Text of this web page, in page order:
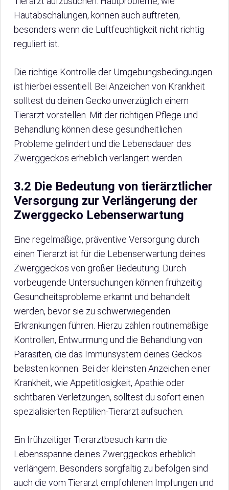
Hautabschälungen, können auch auftreten,
besonders wenn die Luftfeuchtigkeit nicht richtig
reguliert ist.
Die richtige Kontrolle der Umgebungsbedingungen
ist hierbei essentiell. Bei Anzeichen von Krankheit
solltest du deinen Gecko unverzüglich einem
Tierarzt vorstellen. Mit der richtigen Pflege und
Behandlung können diese gesundheitlichen
Probleme gelindert und die Lebensdauer des
Zwerggeckos erheblich verlängert werden.
3.2 Die Bedeutung von tierärztlicher
Versorgung zur Verlängerung der
Zwerggecko Lebenserwartung
Eine regelmäßige, präventive Versorgung durch
einen Tierarzt ist für die Lebenserwartung deines
Zwerggeckos von großer Bedeutung. Durch
vorbeugende Untersuchungen können frühzeitig
Gesundheitsprobleme erkannt und behandelt
werden, bevor sie zu schwerwiegenden
Erkrankungen führen. Hierzu zählen routinemäßige
Kontrollen, Entwurmung und die Behandlung von
Parasiten, die das Immunsystem deines Geckos
belasten können. Bei der kleinsten Anzeichen einer
Krankheit, wie Appetitlosigkeit, Apathie oder
sichtbaren Verletzungen, solltest du sofort einen
spezialisierten Reptilien-Tierarzt aufsuchen.
Ein frühzeitiger Tierarztbesuch kann die
Lebensspanne deines Zwerggeckos erheblich
verlängern. Besonders sorgfältig zu befolgen sind
auch die vom Tierarzt empfohlenen Impfungen und